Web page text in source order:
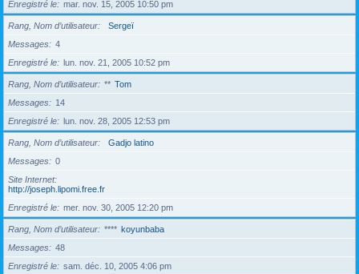
Enregistré le
mar. nov. 15, 2005 10:50 pm
Rang, Nom d’utilisateur
Sergeï
Messages
4
Enregistré le
lun. nov. 21, 2005 10:52 pm
Rang, Nom d’utilisateur ** Tom
Messages
14
Enregistré le
lun. nov. 28, 2005 12:53 pm
Rang, Nom d’utilisateur
Gadjo latino
Messages
0
Site Internet
http://joseph.lipomi.free.fr
Enregistré le
mer. nov. 30, 2005 12:20 pm
Rang, Nom d’utilisateur **** koyunbaba
Messages
48
Enregistré le
sam. déc. 10, 2005 4:06 pm